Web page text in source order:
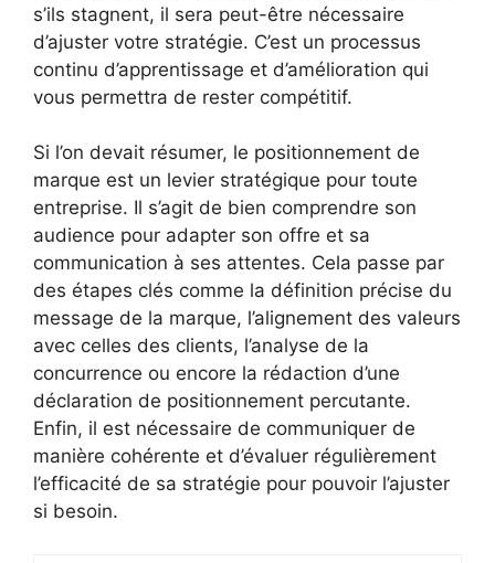
s’ils stagnent, il sera peut-être nécessaire
d’ajuster votre stratégie. C’est un processus
continu d’apprentissage et d’amélioration qui
vous permettra de rester compétitif.
Si l’on devait résumer, le positionnement de
marque est un levier stratégique pour toute
entreprise. Il s’agit de bien comprendre son
audience pour adapter son offre et sa
communication à ses attentes. Cela passe par
des étapes clés comme la définition précise du
message de la marque, l’alignement des valeurs
avec celles des clients, l’analyse de la
concurrence ou encore la rédaction d’une
déclaration de positionnement percutante.
Enfin, il est nécessaire de communiquer de
manière cohérente et d’évaluer régulièrement
l’efficacité de sa stratégie pour pouvoir l’ajuster
si besoin.